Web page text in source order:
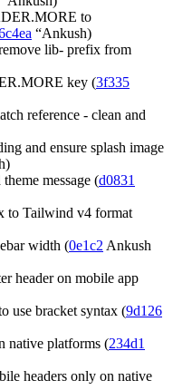
to
“Ankush)
lib- prefix from
key (3f335
reference - clean and
and ensure splash image
message (d0831
to Tailwind v4 format
width (0e1c2 Ankush
header on mobile app
use bracket syntax (9d126
native platforms (234d1
headers only on native